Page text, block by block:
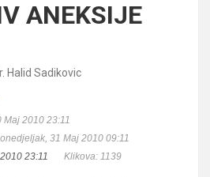
ANEKSIJE
Halid Sadikovic
2010 23:11
31 Maj 2010 09:11
23:11
Klikova: 1139